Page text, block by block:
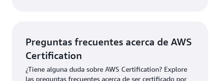
Preguntas frecuentes acerca de AWS
Certification
¿Tiene alguna duda sobre AWS Certification? Explore
las preguntas frecuentes acerca de ser certificado por